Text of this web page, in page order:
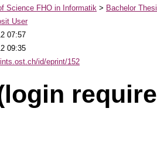
Science FHO in Informatik > Bachelor
User
07:57
09:35
id/eprint/152